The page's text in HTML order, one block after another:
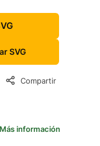
SVG
Compartir
Más información